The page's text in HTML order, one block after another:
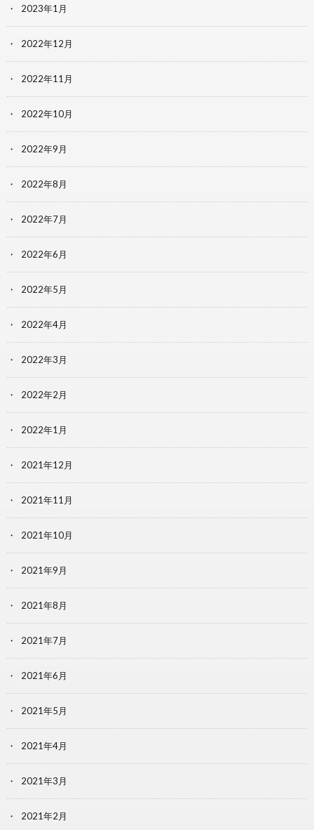
2023年1月
2022年12月
2022年11月
2022年10月
2022年9月
2022年8月
2022年7月
2022年6月
2022年5月
2022年4月
2022年3月
2022年2月
2022年1月
2021年12月
2021年11月
2021年10月
2021年9月
2021年8月
2021年7月
2021年6月
2021年5月
2021年4月
2021年3月
2021年2月